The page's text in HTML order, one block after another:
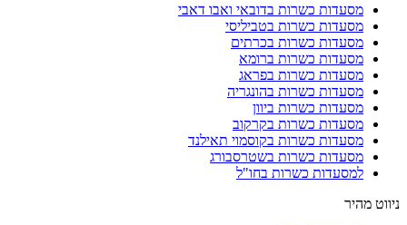
מסעדות כשרות בדובאי ואבו דאבי
מסעדות כשרות בטביליסי
מסעדות כשרות בכרתים
מסעדות כשרות ברומא
מסעדות כשרות בפראג
מסעדות כשרות בהונגריה
מסעדות כשרות ביוון
מסעדות כשרות בקרקוב
מסעדות כשרות בקוסמוי תאילנד
מסעדות כשרות בשטרסבורג
למסעדות כשרות בחו"ל
ניווט מהיר